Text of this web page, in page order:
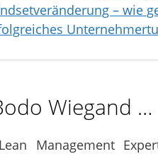
– wie
Wiegand …
Management